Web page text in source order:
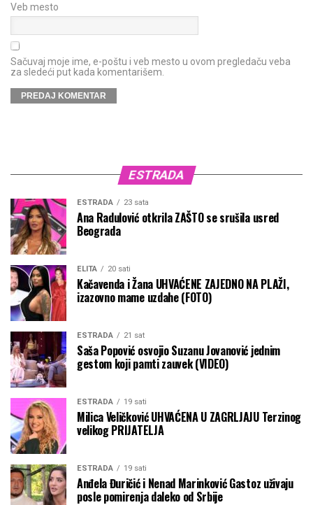
Veb mesto
Sačuvaj moje ime, e-poštu i veb mesto u ovom pregledaču veba
za sledeći put kada komentarišem.
ESTRADA
ESTRADA 23 sata
Ana Radulović otkrila ZAŠTO se srušila usred
Beograda
ELITA 20 sati
Kačavenda i Žana UHVAĆENE ZAJEDNO NA PLAŽI,
izazovno mame uzdahe (FOTO)
ESTRADA 21 sat
Saša Popović osvojio Suzanu Jovanović jednim
gestom koji pamti zauvek (VIDEO)
ESTRADA 19 sati
Milica Veličković UHVAĆENA U ZAGRLJAJU Terzinog
velikog PRIJATELJA
ESTRADA 19 sati
Anđela Đuričić i Nenad Marinković Gastoz uživaju
posle pomirenja daleko od Srbije